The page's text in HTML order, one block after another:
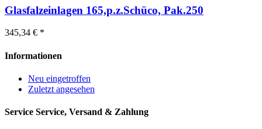
Glasfalzeinlagen 165,p.z.Schüco, Pak.250
345,34 € *
Informationen
Neu eingetroffen
Zuletzt angesehen
Service Service, Versand & Zahlung